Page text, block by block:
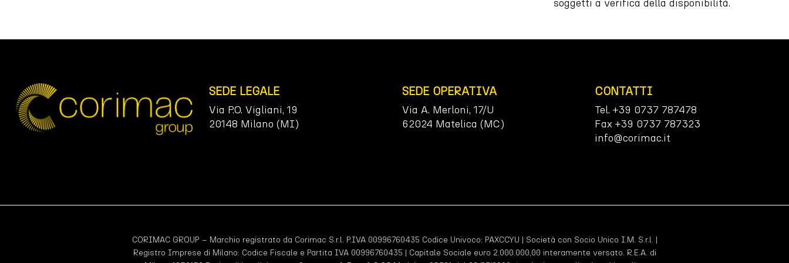
soggetti a verifica della disponibilità.
SEDE LEGALE
Via P.O. Vigliani, 19
20148 Milano (MI)
SEDE OPERATIVA
Via A. Merloni, 17/U
62024 Matelica (MC)
CONTATTI
Tel. +39 0737 787478
Fax +39 0737 787323
info@corimac.it
CORIMAC GROUP – Marchio registrato da Corimac S.r.l. P.IVA 00996760435 Codice Univoco: PAXCCYU | Società con Socio Unico I.M. S.r.l. |
Registro Imprese di Milano: Codice Fiscale e Partita IVA 00996760435 | Capitale Sociale euro 2.000.000,00 interamente versato. R.E.A. di